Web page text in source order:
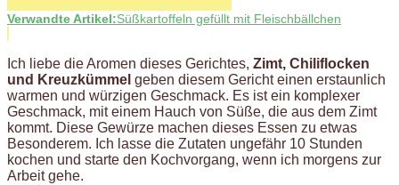
Verwandte Artikel:Süßkartoffeln gefüllt mit Fleischbällchen
Ich liebe die Aromen dieses Gerichtes, Zimt, Chiliflocken
und Kreuzkümmel geben diesem Gericht einen erstaunlich
warmen und würzigen Geschmack. Es ist ein komplexer
Geschmack, mit einem Hauch von Süße, die aus dem Zimt
kommt. Diese Gewürze machen dieses Essen zu etwas
Besonderem. Ich lasse die Zutaten ungefähr 10 Stunden
kochen und starte den Kochvorgang, wenn ich morgens zur
Arbeit gehe.